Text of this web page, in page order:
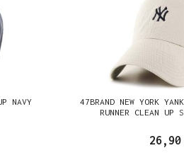
NAVY
47BRAND NEW YORK
RUNNER CLEAN UP